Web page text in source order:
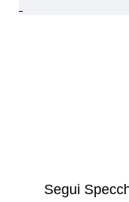
Segui